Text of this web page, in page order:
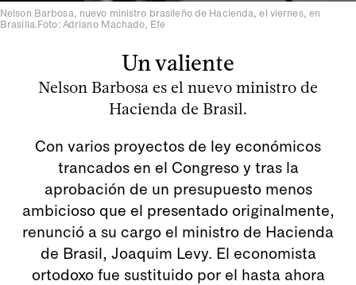
Nelson Barbosa, nuevo ministro brasileño de Hacienda, el viernes, en
Brasilia.Foto: Adriano Machado, Efe
Un valiente
Nelson Barbosa es el nuevo ministro de
Hacienda de Brasil.
Con varios proyectos de ley económicos
trancados en el Congreso y tras la
aprobación de un presupuesto menos
ambicioso que el presentado originalmente,
renunció a su cargo el ministro de Hacienda
de Brasil, Joaquim Levy. El economista
ortodoxo fue sustituido por el hasta ahora